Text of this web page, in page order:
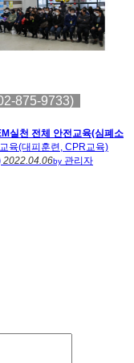
875-9733)
실천 전체 안전교육(심폐소
육(대피훈련, CPR교육)
2022.04.06by 관리자